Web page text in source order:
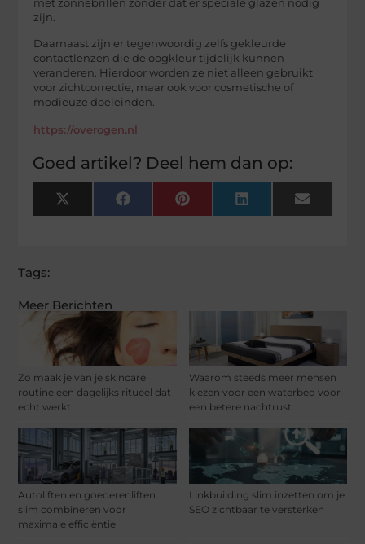
Meer Berichten
Zo maak je van je skincare
routine een dagelijks ritueel dat
echt werkt
Waarom steeds meer mensen
kiezen voor een waterbed voor
een betere nachtrust
Autoliften en goederenliften
slim combineren voor
maximale efficiëntie
Linkbuilding slim inzetten om je
SEO zichtbaar te versterken
met zonnebrillen zonder dat er speciale glazen nodig
zijn.
Daarnaast zijn er tegenwoordig zelfs gekleurde
contactlenzen die de oogkleur tijdelijk kunnen
veranderen. Hierdoor worden ze niet alleen gebruikt
voor zichtcorrectie, maar ook voor cosmetische of
modieuze doeleinden.
https://overogen.nl
Goed artikel? Deel hem dan op:
X
(Twitter)
FacebookPinterest LinkedIn Email
Tags: